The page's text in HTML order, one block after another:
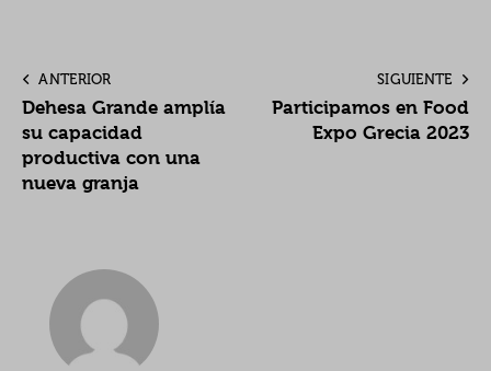
ANTERIOR
Dehesa Grande amplía
su capacidad
productiva con una
nueva granja
SIGUIENTE
Participamos en Food
Expo Grecia 2023